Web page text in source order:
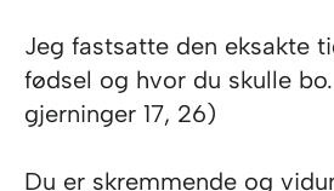
Jeg fastsatte den eksakte
fødsel og hvor du skulle
gjerninger 17, 26)
Du er skremmende og